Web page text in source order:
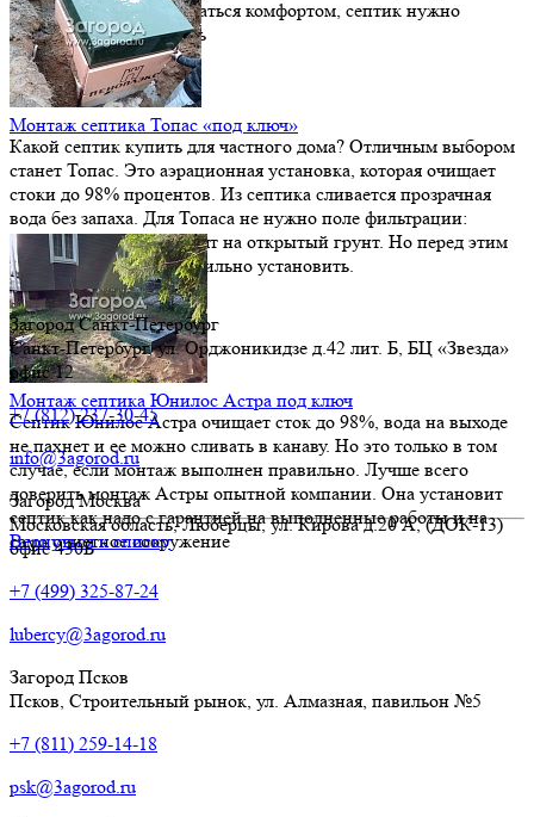
перед тем, как наслаждаться комфортом, септик нужно
качественно установить
Монтаж септика Топас «под ключ»
Какой септик купить для частного дома? Отличным выбором
станет Топас. Это аэрационная установка, которая очищает
стоки до 98% процентов. Из септика сливается прозрачная
вода без запаха. Для Топаса не нужно поле фильтрации:
очищенную воду отводят на открытый грунт. Но перед этим
канализацию надо правильно установить.
Монтаж септика Юнилос Астра под ключ
Септик Юнилос Астра очищает сток до 98%, вода на выходе
не пахнет и ее можно сливать в канаву. Но это только в том
случае, если монтаж выполнен правильно. Лучше всего
доверить монтаж Астры опытной компании. Она установит
септик как надо с гарантией на выполненные работы и на
само очистное сооружение
Вернуться к списку
Загород Санкт-Петербург
Санкт-Петербург,ул. Орджоникидзе д.42 лит. Б, БЦ «Звезда»
офис 12
+7 (812) 237-30-45
info@3agorod.ru
Загород Москва
Московская область,Люберцы,ул. Кирова д.20 А, (ДОК-13)
офис 430Б
+7 (499) 325-87-24
lubercy@3agorod.ru
Загород Псков
Псков, Строительный рынок, ул. Алмазная, павильон №5
+7 (811) 259-14-18
psk@3agorod.ru